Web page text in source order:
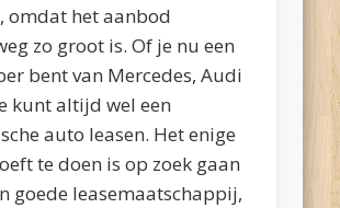
omdat het aanbod
zo groot is. Of je nu een
bent van Mercedes, Audi
kunt altijd wel een
auto leasen. Het enige
te doen is op zoek gaan
goede leasemaatschappij,